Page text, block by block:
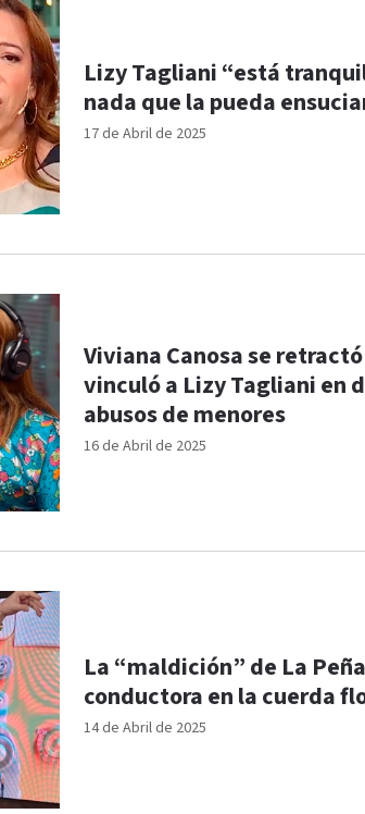
17 de Abril de 2025
Lizy Tagliani “está
nada que la pueda
16 de Abril de 2025
Viviana Canosa se
vinculó a Lizy Tagliani en
abusos de menores
14 de Abril de 2025
La “maldición” de La
conductora en la cuerda